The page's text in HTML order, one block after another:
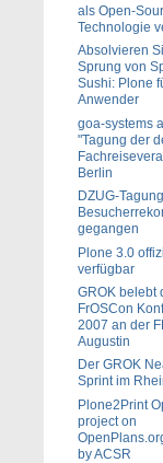
als Open-
Technologie
Absolvieren
Sprung von
Sushi: Plone
Anwender
goa-systems
"Tagung der
Berlin
DZUG-
gegangen
Plone 3.0
verfügbar
GROK belebt
FrOSCon
2007 an der
Augustin
Der GROK
Sprint im
Plone2Print
project on
by ACSR